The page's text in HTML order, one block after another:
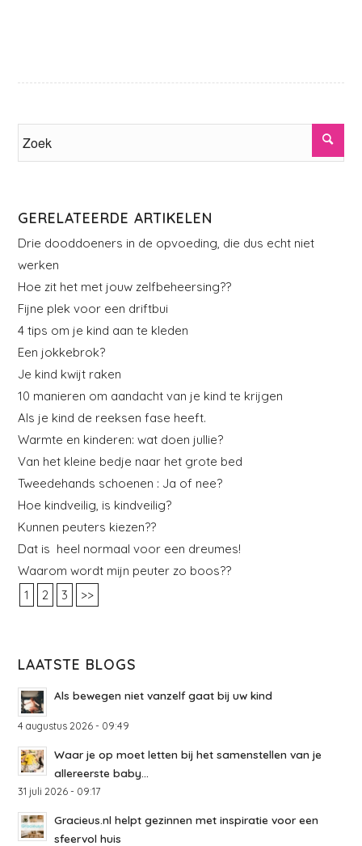
GERELATEERDE ARTIKELEN
Drie dooddoeners in de opvoeding, die dus echt niet
werken
Hoe zit het met jouw zelfbeheersing??
Fijne plek voor een driftbui
4 tips om je kind aan te kleden
Een jokkebrok?
Je kind kwijt raken
10 manieren om aandacht van je kind te krijgen
Als je kind de reeksen fase heeft.
Warmte en kinderen: wat doen jullie?
Van het kleine bedje naar het grote bed
Tweedehands schoenen : Ja of nee?
Hoe kindveilig, is kindveilig?
Kunnen peuters kiezen??
Dat is heel normaal voor een dreumes!
Waarom wordt mijn peuter zo boos??
1
2 3 >>
LAATSTE BLOGS
Als bewegen niet vanzelf gaat bij uw kind
4 augustus 2026 - 09:49
Waar je op moet letten bij het samenstellen van je
allereerste baby...
31 juli 2026 - 09:17
Gracieus.nl helpt gezinnen met inspiratie voor een
sfeervol huis